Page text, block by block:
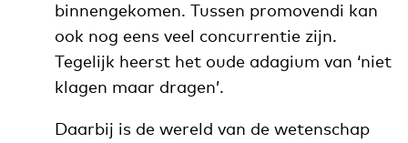
binnengekomen. Tussen promovendi kan
ook nog eens veel concurrentie zijn.
Tegelijk heerst het oude adagium van ‘niet
klagen maar dragen’.
Daarbij is de wereld van de wetenschap